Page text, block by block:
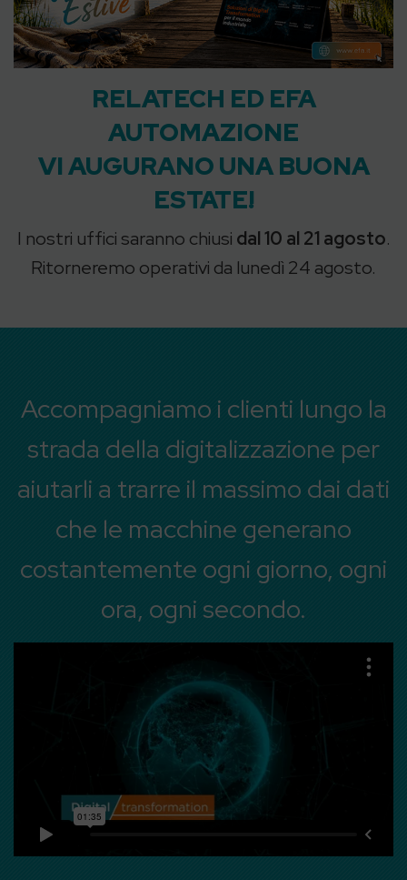
RELATECH ED EFA
AUTOMAZIONE
VI AUGURANO UNA BUONA
ESTATE!
I nostri uffici saranno chiusi dal 10 al 21 agosto.
Ritorneremo operativi da lunedì 24 agosto.
Accompagniamo i clienti lungo la
strada della digitalizzazione per
aiutarli a trarre il massimo dai dati
che le macchine generano
costantemente ogni giorno, ogni
ora, ogni secondo.